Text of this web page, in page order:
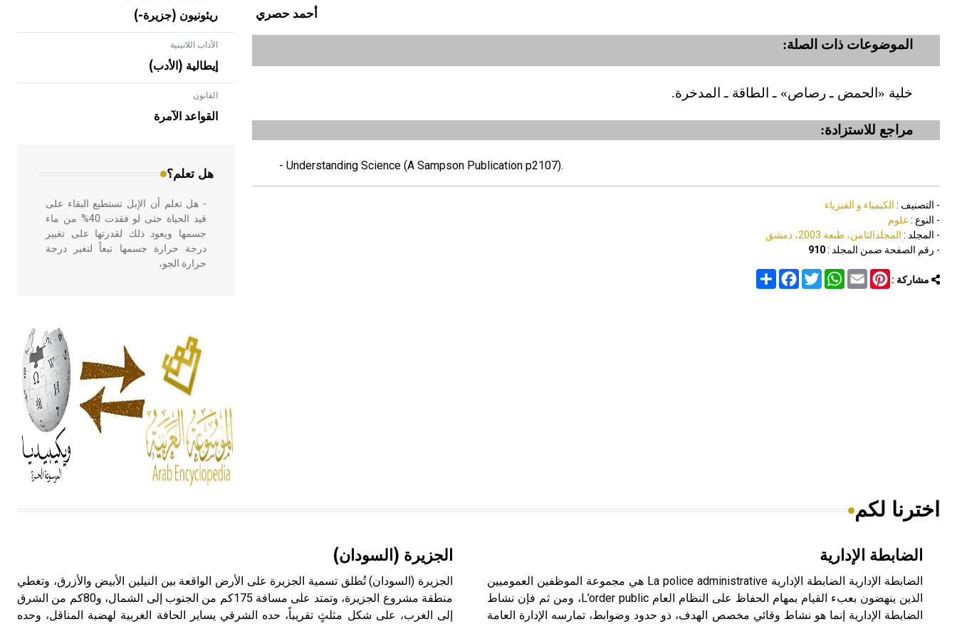
أحمد حصري
الموضوعات ذات الصلة:
خلية «الحمض ـ رصاص» ـ الطاقة ـ المدخرة.
مراجع للاستزادة:
- Understanding Science (A Sampson Publication p2107).
- التصنيف : الكيمياء و الفيزياء
- النوع : علوم
- المجلد : المجلدالثامن، طبعة 2003، دمشق
- رقم الصفحة ضمن المجلد :910
مشاركة : Share
FacebookTwitter
WhatsAppEmail
Pinterest
ريئونيون (جزيرة-)
الآداب اللاتينية
إيطالية (الأدب)
القانون
القواعد الآمرة
هل تعلم؟
- هل تعلم أن الأبلق نوع من الفنون
الهندسية التي ارتبطت بالعمارة الإسلامية
في بلاد الشام ومصر خاصة، حيث يحرص
- هل تعلم أن الإبل تستطيع البقاء على
قيد الحياة حتى لو فقدت 40% من ماء
جسمها ويعود ذلك لقدرتها على تغيير
درجة حرارة جسمها تبعاً لتغير درجة
حرارة الجو،
أربعة مؤلفات هي: الحكم، الأدلة، تنظيم
التغذية، ورسالته في جروح الرأس.
ويعود له الفضل بأنه حرر الطب من
الدين والفلسفة.
- هل تعلم أن المرجان إفراز حيواني
يتكون في البحر ويتركب من مادة
كربونات الكلسيوم، وهو أحمر أو شديد
الحمرة وهو أجود أنواعه، ويمتاز بكبر
الحجم ويسمى الش
الإنكليزية أب
اخترنا لكم
الضابطة الإدارية
الضابطة الإدارية الضابطة الإدارية La police administrative هي مجموعة الموظفين العموميين
الذين ينهضون بعبء القيام بمهام الحفاظ على النظام العام L’order public، ومن ثم فإن نشاط
الضابطة الإدارية إنما هو نشاط وقائي مخصص الهدف، ذو حدود وضوابط، تمارسه الإدارة العامة
الجزيرة (السودان)
الجزيرة (السودان) تُطلق تسمية الجزيرة على الأرض الواقعة بين النيلين الأبيض والأزرق، وتغطي
منطقة مشروع الجزيرة، وتمتد على مسافة 175كم من الجنوب إلى الشمال، و80كم من الشرق
إلى الغرب، على شكل مثلثٍ تقريباً، حده الشرقي يساير الحافة الغربية لهضبة المناقل، وحده